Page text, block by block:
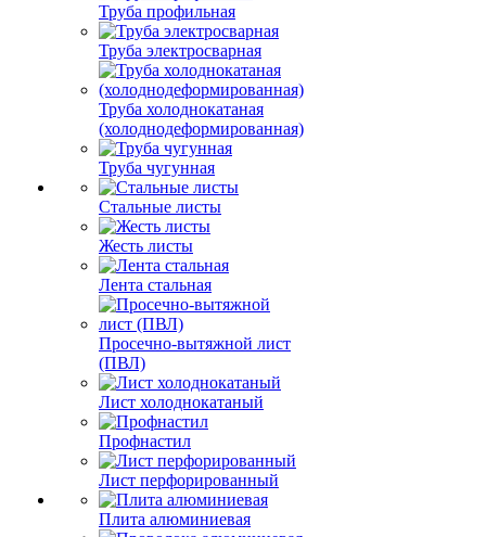
Труба профильная
Труба электросварная
Труба холоднокатаная
(холоднодеформированная)
Труба чугунная
Стальные листы
Жесть листы
Лента стальная
Просечно-вытяжной лист
(ПВЛ)
Лист холоднокатаный
Профнастил
Лист перфорированный
Плита алюминиевая